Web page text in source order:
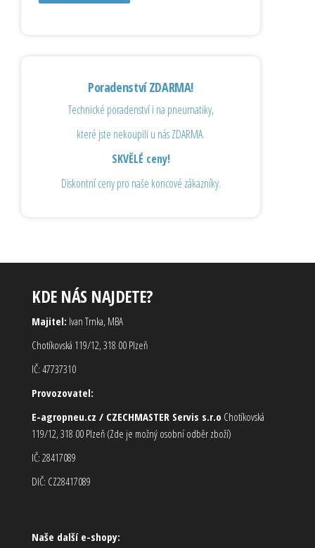
Poradenství ZDARMA!
Technické poradenství i na pneumatiky,
které jste nekoupili u nás ZDARMA.
SKVĚLÉ ceny!
Diskontní ceny pro naše koncové zákazníky.
KDE NÁS NAJDETE?
Majitel: Ivan Trnka, MBA
Chotíkovská 119/12, 318 00 Plzeň
IČ: 47737310
Provozovatel:
E-agropneu.cz / CZECHMASTER Servis s.r.o Chotíkovská
119/12, 318 00 Plzeň (Zde je možný osobní odběr zboží)
IČ: 28417089
DIČ: CZ28417089
Naše další e-shopy: